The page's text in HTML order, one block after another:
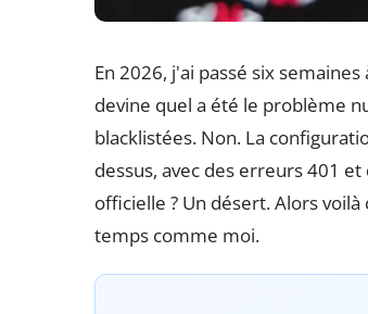
En 2026, j'ai passé six
devine quel a été le problème
blacklistées. Non. La
dessus, avec des erreurs 401
officielle ? Un désert. Alors
temps comme moi.